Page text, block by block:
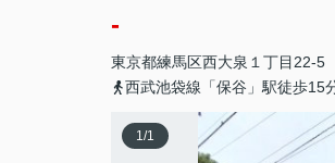
-
東京都練馬区西大泉 １丁目22-5
西武池袋線「保谷」駅徒歩15
1/1